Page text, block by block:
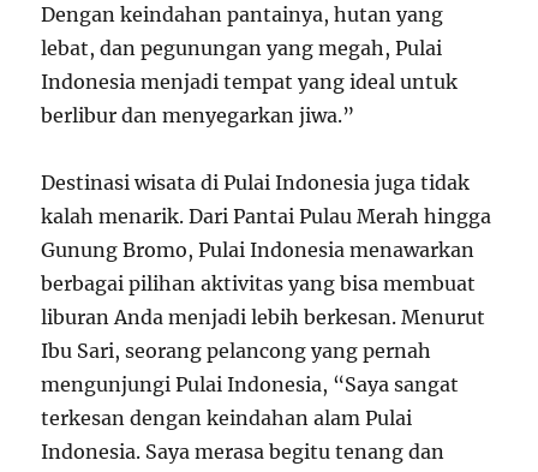
Dengan keindahan pantainya, hutan yang
lebat, dan pegunungan yang megah, Pulai
Indonesia menjadi tempat yang ideal untuk
berlibur dan menyegarkan jiwa.”
Destinasi wisata di Pulai Indonesia juga tidak
kalah menarik. Dari Pantai Pulau Merah hingga
Gunung Bromo, Pulai Indonesia menawarkan
berbagai pilihan aktivitas yang bisa membuat
liburan Anda menjadi lebih berkesan. Menurut
Ibu Sari, seorang pelancong yang pernah
mengunjungi Pulai Indonesia, “Saya sangat
terkesan dengan keindahan alam Pulai
Indonesia. Saya merasa begitu tenang dan